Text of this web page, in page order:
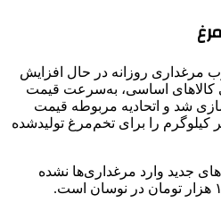
مرغداری روزانه در حال افزایش
کالاهای اساسی، به‌سرعت قیمت
شد و اتحادیه مربوطه قیمت
برای هر کیلوگرم را برای تخم‌مرغ تولیدشده
جدید وارد مرغداری‌ها نشده